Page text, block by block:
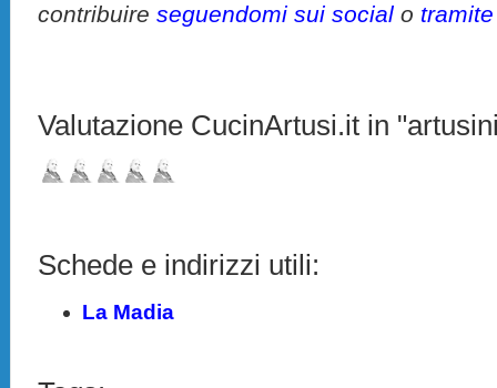
contribuireseguendomi sui social o
Valutazione CucinArtusi.it in
Schede e indirizzi utili:
La Madia